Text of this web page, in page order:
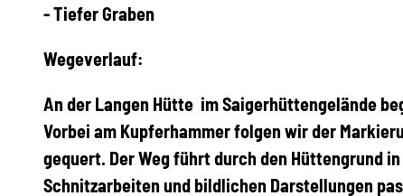
- Tiefer Graben
Wegeverlauf:
An der Langen Hütte im Saigerhüttengelände
Vorbei am Kupferhammer folgen wir der
gequert. Der Weg führt durch den Hüttengrund
Schnitzarbeiten und bildlichen Darstellungen